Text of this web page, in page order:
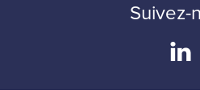
Suivez-